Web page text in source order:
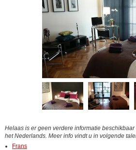
Helaas is er geen verdere informatie
het Nederlands. Meer info vindt u in volgende
Frans